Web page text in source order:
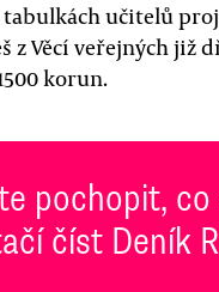
učitelů
z Věcí veřejných
korun.
pochopit,
číst Deník